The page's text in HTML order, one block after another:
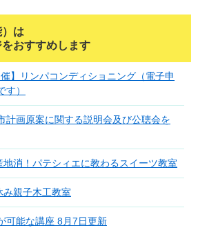
は
おすすめします
】リンパコンディショニング（電子申
）
計画原案に関する説明会及び公聴会を
地消！パテシィエに教わるスイーツ教室
み親子木工教室
可能な講座 8月7日更新